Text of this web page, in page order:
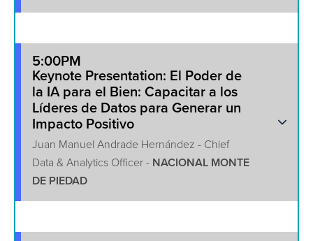
5:00PM
Keynote Presentation: El Poder de
la IA para el Bien: Capacitar a los
Líderes de Datos para Generar un
Impacto Positivo
Juan Manuel Andrade Hernández - Chief
Data & Analytics Officer - NACIONAL MONTE
DE PIEDAD